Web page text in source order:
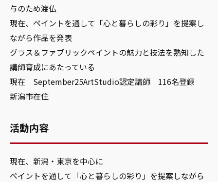
与のため渡仏
現在、ペイントを通して「心と暮らしの彩り」を提案し
ながら作品を発表
グラス＆ファブリックペイントの魅力と技法を熟知した
講師育成にあたっている
現在 September25ArtStudio認定講師 116名登録
新潟市在住
活動内容
現在、新潟・東京を中心に
ペイントを通して「心と暮らしの彩り」を提案しながら